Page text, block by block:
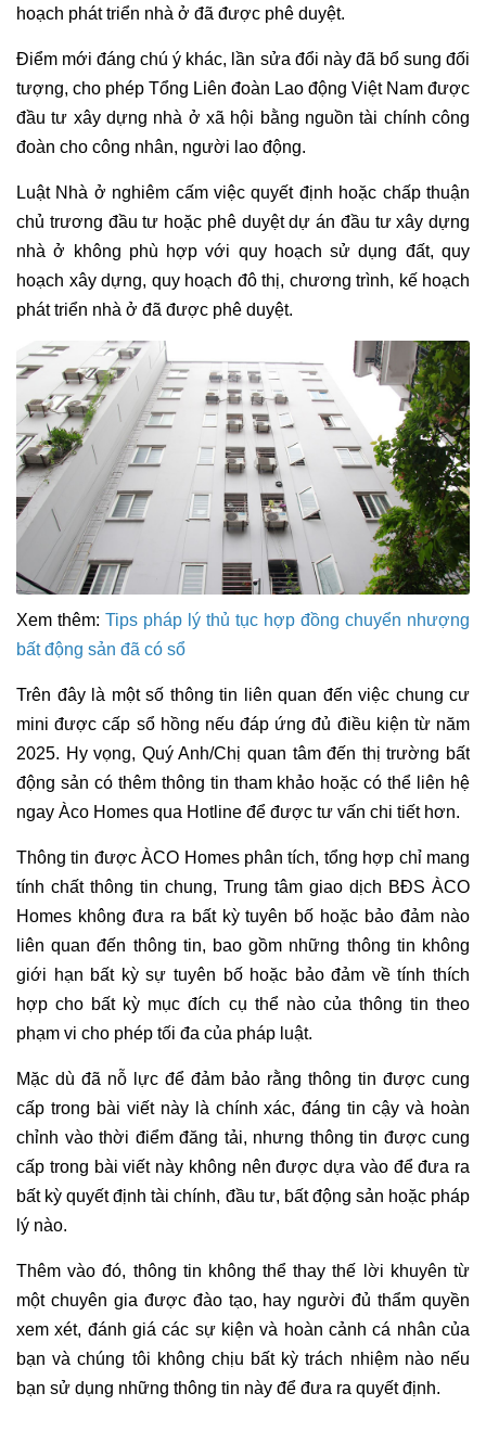
hoạch phát triển nhà ở đã được phê duyệt.
Điểm mới đáng chú ý khác, lần sửa đổi này đã bổ sung đối
tượng, cho phép Tổng Liên đoàn Lao động Việt Nam được
đầu tư xây dựng nhà ở xã hội bằng nguồn tài chính công
đoàn cho công nhân, người lao động.
Luật Nhà ở nghiêm cấm việc quyết định hoặc chấp thuận
chủ trương đầu tư hoặc phê duyệt dự án đầu tư xây dựng
nhà ở không phù hợp với quy hoạch sử dụng đất, quy
hoạch xây dựng, quy hoạch đô thị, chương trình, kế hoạch
phát triển nhà ở đã được phê duyệt.
Xem thêm: Tips pháp lý thủ tục hợp đồng chuyển nhượng
bất động sản đã có sổ
Trên đây là một số thông tin liên quan đến việc chung cư
mini được cấp sổ hồng nếu đáp ứng đủ điều kiện từ năm
2025. Hy vọng, Quý Anh/Chị quan tâm đến thị trường bất
động sản có thêm thông tin tham khảo hoặc có thể liên hệ
ngay Àco Homes qua Hotline để được tư vấn chi tiết hơn.
Thông tin được ÀCO Homes phân tích, tổng hợp chỉ mang
tính chất thông tin chung, Trung tâm giao dịch BĐS ÀCO
Homes không đưa ra bất kỳ tuyên bố hoặc bảo đảm nào
liên quan đến thông tin, bao gồm những thông tin không
giới hạn bất kỳ sự tuyên bố hoặc bảo đảm về tính thích
hợp cho bất kỳ mục đích cụ thể nào của thông tin theo
phạm vi cho phép tối đa của pháp luật.
Mặc dù đã nỗ lực để đảm bảo rằng thông tin được cung
cấp trong bài viết này là chính xác, đáng tin cậy và hoàn
chỉnh vào thời điểm đăng tải, nhưng thông tin được cung
cấp trong bài viết này không nên được dựa vào để đưa ra
bất kỳ quyết định tài chính, đầu tư, bất động sản hoặc pháp
lý nào.
Thêm vào đó, thông tin không thể thay thế lời khuyên từ
một chuyên gia được đào tạo, hay người đủ thẩm quyền
xem xét, đánh giá các sự kiện và hoàn cảnh cá nhân của
bạn và chúng tôi không chịu bất kỳ trách nhiệm nào nếu
bạn sử dụng những thông tin này để đưa ra quyết định.